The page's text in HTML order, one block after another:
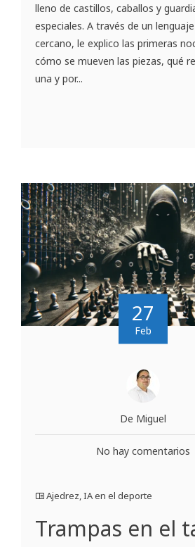
lleno de castillos, caballos y
especiales. A través de un
cercano, le explico las primeras
cómo se mueven las piezas, qué
una y por...
27
Feb
De Miguel
No hay comentarios
Ajedrez,IA en el deporte
Trampas en el